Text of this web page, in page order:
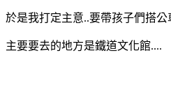
於是我打定主意..要帶孩子們搭
主要要去的地方是鐵道文化館....